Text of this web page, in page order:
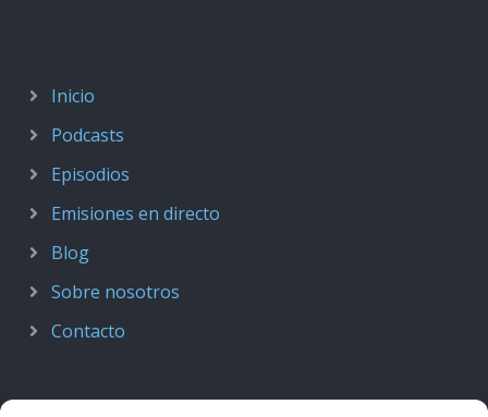
Inicio
Podcasts
Episodios
Emisiones en directo
Blog
Sobre nosotros
Contacto